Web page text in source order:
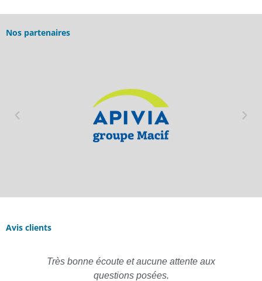
Nos partenaires
Avis clients
Très bonne écoute et aucune attente aux
questions posées.